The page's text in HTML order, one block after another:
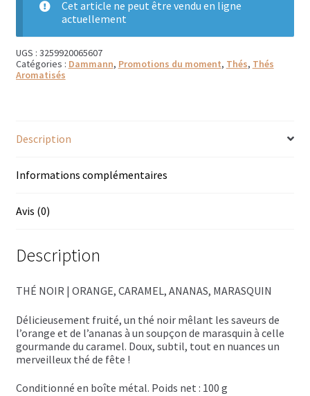
Bougies parfumées Durance
Petites bougies Durance
Salle de bain
Savons solides et liquides
Savons liquides et recharges
Trousses de toilette
Boissons alcoolisées
Cet article ne peut être vendu en ligne
actuellement
UGS : 3259920065607
Catégories : Dammann, Promotions du moment, Thés, Thés
Aromatisés
Description
Informations complémentaires
Avis (0)
Description
THÉ NOIR | ORANGE, CARAMEL, ANANAS, MARASQUIN
Délicieusement fruité, un thé noir mêlant les saveurs de
l’orange et de l’ananas à un soupçon de marasquin à celle
gourmande du caramel. Doux, subtil, tout en nuances un
merveilleux thé de fête !
Conditionné en boîte métal. Poids net : 100 g